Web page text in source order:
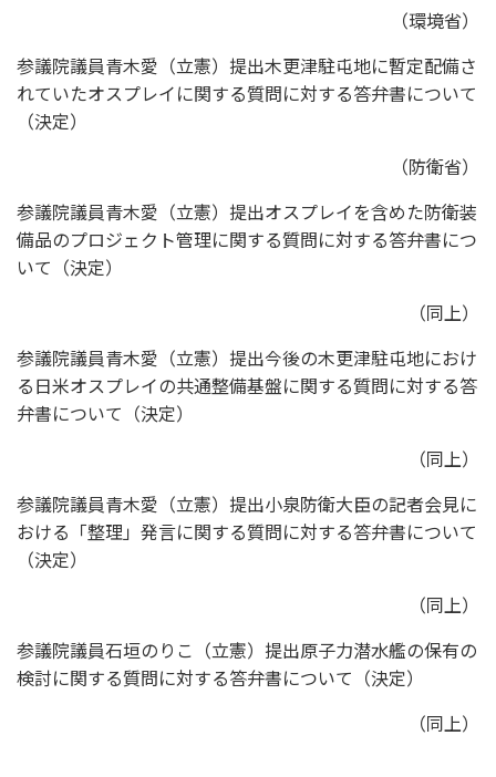
（環境省）
参議院議員青木愛（立憲）提出木更津駐屯地に暫定配備さ
れていたオスプレイに関する質問に対する答弁書について
（決定）
（防衛省）
参議院議員青木愛（立憲）提出オスプレイを含めた防衛装
備品のプロジェクト管理に関する質問に対する答弁書につ
いて（決定）
（同上）
参議院議員青木愛（立憲）提出今後の木更津駐屯地におけ
る日米オスプレイの共通整備基盤に関する質問に対する答
弁書について（決定）
（同上）
参議院議員青木愛（立憲）提出小泉防衛大臣の記者会見に
おける「整理」発言に関する質問に対する答弁書について
（決定）
（同上）
参議院議員石垣のりこ（立憲）提出原子力潜水艦の保有の
検討に関する質問に対する答弁書について（決定）
（同上）